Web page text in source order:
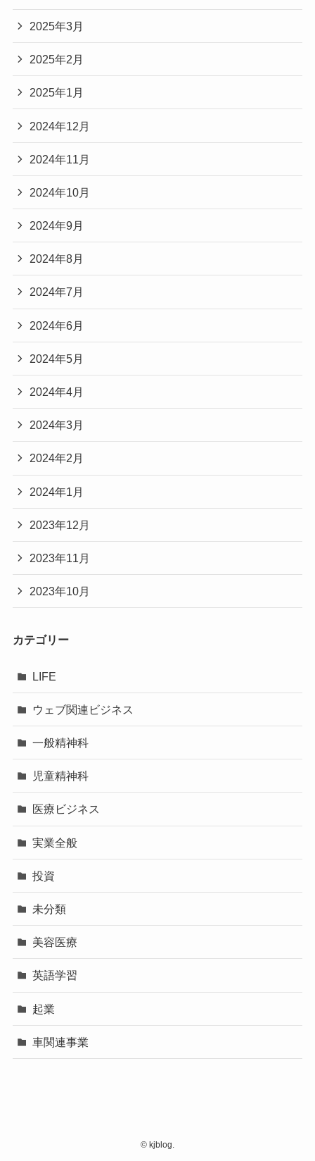
2025年3月
2025年2月
2025年1月
2024年12月
2024年11月
2024年10月
2024年9月
2024年8月
2024年7月
2024年6月
2024年5月
2024年4月
2024年3月
2024年2月
2024年1月
2023年12月
2023年11月
2023年10月
カテゴリー
LIFE
ウェブ関連ビジネス
一般精神科
児童精神科
医療ビジネス
実業全般
投資
未分類
美容医療
英語学習
起業
車関連事業
© kjblog.